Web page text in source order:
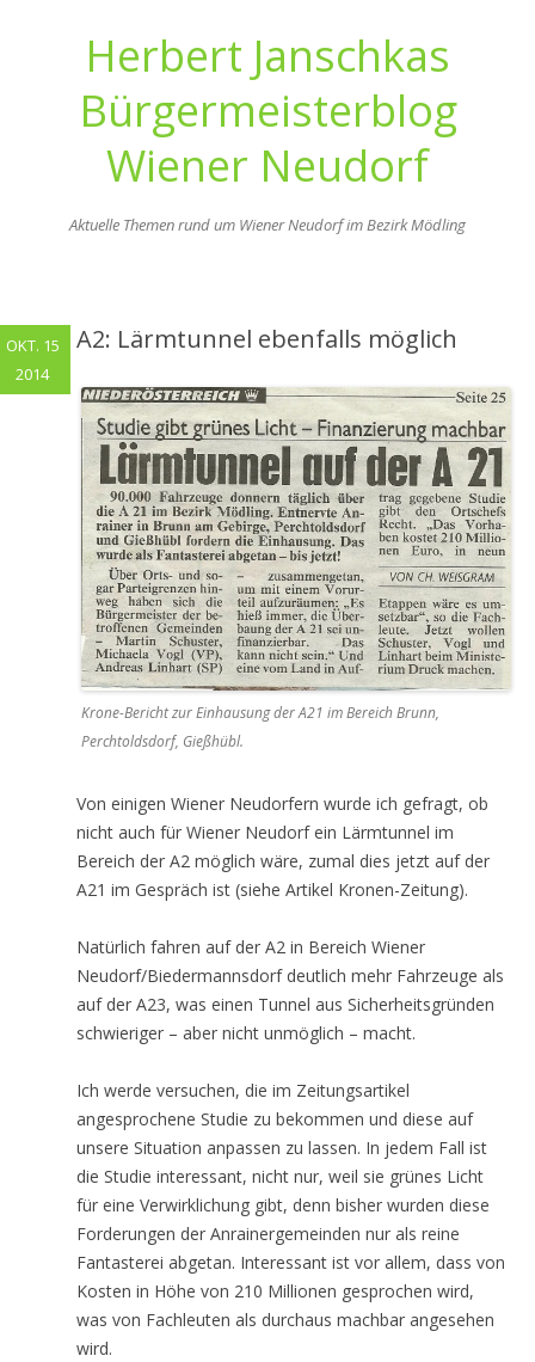
Herbert Janschkas
Bürgermeisterblog
Wiener Neudorf
Aktuelle Themen rund um Wiener Neudorf im Bezirk Mödling
A2: Lärmtunnel ebenfalls möglich
Krone-Bericht zur Einhausung der A21 im Bereich Brunn,
Perchtoldsdorf, Gießhübl.
Von einigen Wiener Neudorfern wurde ich gefragt, ob
nicht auch für Wiener Neudorf ein Lärmtunnel im
Bereich der A2 möglich wäre, zumal dies jetzt auf der
A21 im Gespräch ist (siehe Artikel Kronen-Zeitung).
Natürlich fahren auf der A2 in Bereich Wiener
Neudorf/Biedermannsdorf deutlich mehr Fahrzeuge als
auf der A23, was einen Tunnel aus Sicherheitsgründen
schwieriger – aber nicht unmöglich – macht.
Ich werde versuchen, die im Zeitungsartikel
angesprochene Studie zu bekommen und diese auf
unsere Situation anpassen zu lassen. In jedem Fall ist
die Studie interessant, nicht nur, weil sie grünes Licht
für eine Verwirklichung gibt, denn bisher wurden diese
Forderungen der Anrainergemeinden nur als reine
Fantasterei abgetan. Interessant ist vor allem, dass von
Kosten in Höhe von 210 Millionen gesprochen wird,
was von Fachleuten als durchaus machbar angesehen
wird.
OKT. 15
2014